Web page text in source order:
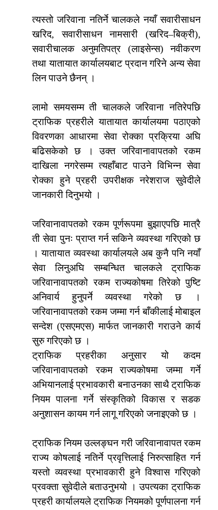
त्यस्तो जरिवाना नतिर्ने चालकले नयाँ सवारीसाधन
खरिद, सवारीसाधन नामसारी (खरिद–बिक्री),
सवारीचालक अनुमतिपत्र (लाइसेन्स) नवीकरण
तथा यातायात कार्यालयबाट प्रदान गरिने अन्य सेवा
लिन पाउने छैनन् ।
लामो समयसम्म ती चालकले जरिवाना नतिरेपछि
ट्राफिक प्रहरीले यातायात कार्यालयमा पठाएको
विवरणका आधारमा सेवा रोक्का प्रक्रिया अघि
बढिसकेको छ । उक्त जरिवानावापतको रकम
दाखिला नगरेसम्म त्यहाँबाट पाउने विभिन्न सेवा
रोक्का हुने प्रहरी उपरीक्षक नरेशराज सुवेदीले
जानकारी दिनुभयो ।
जरिवानावापतको रकम पूर्णरूपमा बुझाएपछि मात्रै
ती सेवा पुनः प्राप्त गर्न सकिने व्यवस्था गरिएको छ
। यातायात व्यवस्था कार्यालयले अब कुनै पनि नयाँ
सेवा लिनुअघि सम्बन्धित चालकले ट्राफिक
जरिवानावापतको रकम राज्यकोषमा तिरेको पुष्टि
अनिवार्य हुनुपर्ने व्यवस्था गरेको छ ।
जरिवानावापतको रकम जम्मा गर्न बाँकीलाई मोबाइल
सन्देश (एसएमएस) मार्फत जानकारी गराउने कार्य
सुरु गरिएको छ ।
ट्राफिक प्रहरीका अनुसार यो कदम
जरिवानावापतको रकम राज्यकोषमा जम्मा गर्ने
अभियानलाई प्रभावकारी बनाउनका साथै ट्राफिक
नियम पालना गर्ने संस्कृतिको विकास र सडक
अनुशासन कायम गर्न लागू गरिएको जनाइएको छ ।
ट्राफिक नियम उल्लङ्घन गरी जरिवानावापत रकम
राज्य कोषलाई नतिर्ने प्रवृत्तिलाई निरुत्साहित गर्न
यस्तो व्यवस्था प्रभावकारी हुने विश्वास गरिएको
प्रवक्ता सुवेदीले बताउनुभयो । उपत्यका ट्राफिक
प्रहरी कार्यालयले ट्राफिक नियमको पूर्णपालना गर्न